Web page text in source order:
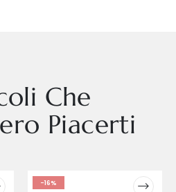
Che
Piacerti
-16%